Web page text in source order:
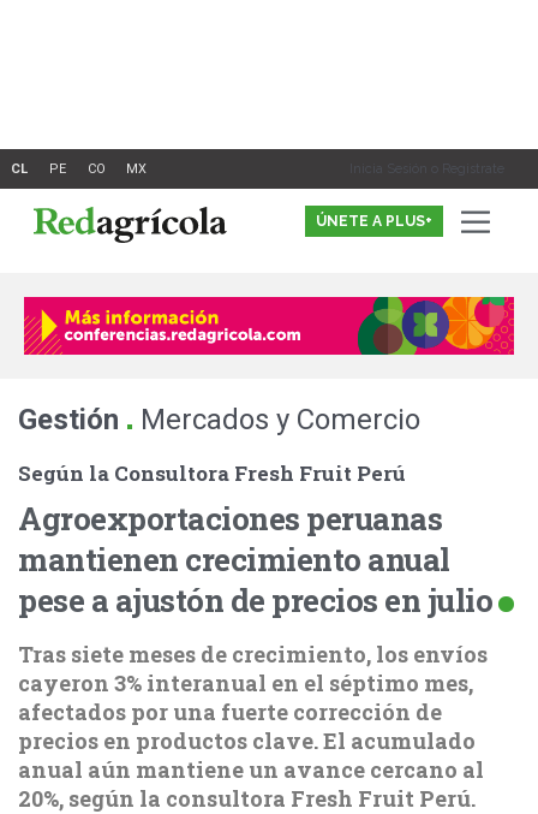
Inicia Sesión o Registrate
ÚNETE A PLUS+
Gestión . Mercados y Comercio
Según la Consultora Fresh Fruit Perú
Agroexportaciones peruanas
mantienen crecimiento anual
pese a ajustón de precios en julio
Tras siete meses de crecimiento, los envíos
cayeron 3% interanual en el séptimo mes,
afectados por una fuerte corrección de
precios en productos clave. El acumulado
anual aún mantiene un avance cercano al
20%, según la consultora Fresh Fruit Perú.